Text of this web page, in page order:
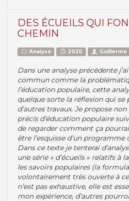
DES ÉCUEILS QUI
CHEMIN
Analyse 2020 Guillermo
Dans une analyse précédente
commun comme la
l’éducation populaire, cette
quelque sorte la réflexion qui se
d’autres travaux. Je propose
précis d’éducation populaire
de regarder comment ça
être l’esquisse d’un programme
Dans ce texte je tenterai
une série « d’écueils » relatifs à
les savoirs populaires (la
volontairement très ouverte à
n’est pas exhaustive, elle est
mon expérience, d’autres